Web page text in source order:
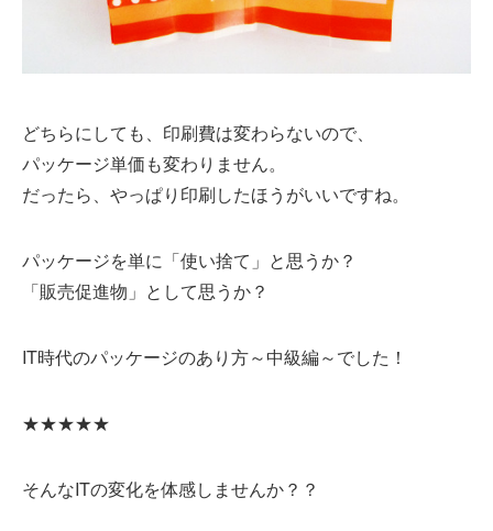
どちらにしても、印刷費は変わらないので、
パッケージ単価も変わりません。
だったら、やっぱり印刷したほうがいいですね。
パッケージを単に「使い捨て」と思うか？
「販売促進物」として思うか？
IT時代のパッケージのあり方～中級編～でした！
★★★★★
そんなITの変化を体感しませんか？？